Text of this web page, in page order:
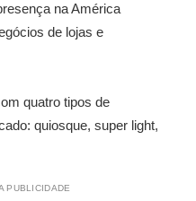
na América
de lojas e
quatro tipos de
quiosque, super light,
PUBLICIDADE